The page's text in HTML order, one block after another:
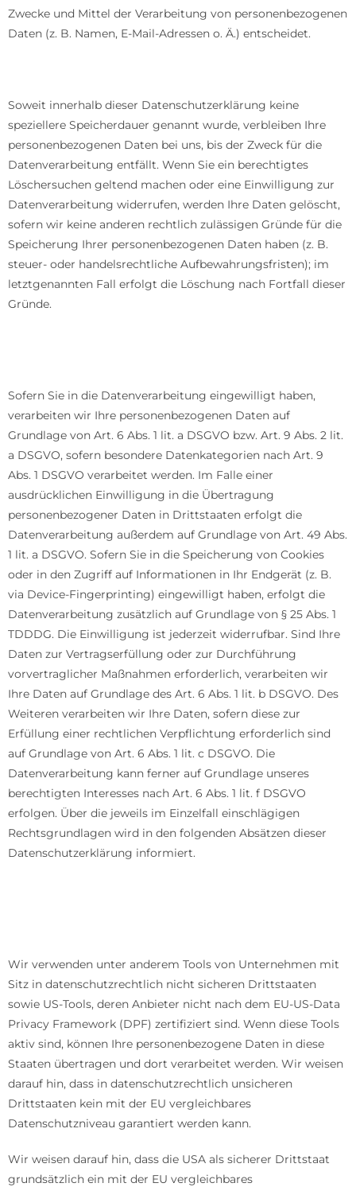
Zwecke und Mittel der Verarbeitung von personenbezogenen
Daten (z. B. Namen, E-Mail-Adressen o. Ä.) entscheidet.
Soweit innerhalb dieser Datenschutzerklärung keine
speziellere Speicherdauer genannt wurde, verbleiben Ihre
personenbezogenen Daten bei uns, bis der Zweck für die
Datenverarbeitung entfällt. Wenn Sie ein berechtigtes
Löschersuchen geltend machen oder eine Einwilligung zur
Datenverarbeitung widerrufen, werden Ihre Daten gelöscht,
sofern wir keine anderen rechtlich zulässigen Gründe für die
Speicherung Ihrer personenbezogenen Daten haben (z. B.
steuer- oder handelsrechtliche Aufbewahrungsfristen); im
letztgenannten Fall erfolgt die Löschung nach Fortfall dieser
Gründe.
Sofern Sie in die Datenverarbeitung eingewilligt haben,
verarbeiten wir Ihre personenbezogenen Daten auf
Grundlage von Art. 6 Abs. 1 lit. a DSGVO bzw. Art. 9 Abs. 2 lit.
a DSGVO, sofern besondere Datenkategorien nach Art. 9
Abs. 1 DSGVO verarbeitet werden. Im Falle einer
ausdrücklichen Einwilligung in die Übertragung
personenbezogener Daten in Drittstaaten erfolgt die
Datenverarbeitung außerdem auf Grundlage von Art. 49 Abs.
1 lit. a DSGVO. Sofern Sie in die Speicherung von Cookies
oder in den Zugriff auf Informationen in Ihr Endgerät (z. B.
via Device-Fingerprinting) eingewilligt haben, erfolgt die
Datenverarbeitung zusätzlich auf Grundlage von § 25 Abs. 1
TDDDG. Die Einwilligung ist jederzeit widerrufbar. Sind Ihre
Daten zur Vertragserfüllung oder zur Durchführung
vorvertraglicher Maßnahmen erforderlich, verarbeiten wir
Ihre Daten auf Grundlage des Art. 6 Abs. 1 lit. b DSGVO. Des
Weiteren verarbeiten wir Ihre Daten, sofern diese zur
Erfüllung einer rechtlichen Verpflichtung erforderlich sind
auf Grundlage von Art. 6 Abs. 1 lit. c DSGVO. Die
Datenverarbeitung kann ferner auf Grundlage unseres
berechtigten Interesses nach Art. 6 Abs. 1 lit. f DSGVO
erfolgen. Über die jeweils im Einzelfall einschlägigen
Rechtsgrundlagen wird in den folgenden Absätzen dieser
Datenschutzerklärung informiert.
Wir verwenden unter anderem Tools von Unternehmen mit
Sitz in datenschutzrechtlich nicht sicheren Drittstaaten
sowie US-Tools, deren Anbieter nicht nach dem EU-US-Data
Privacy Framework (DPF) zertifiziert sind. Wenn diese Tools
aktiv sind, können Ihre personenbezogene Daten in diese
Staaten übertragen und dort verarbeitet werden. Wir weisen
darauf hin, dass in datenschutzrechtlich unsicheren
Drittstaaten kein mit der EU vergleichbares
Datenschutzniveau garantiert werden kann.
Wir weisen darauf hin, dass die USA als sicherer Drittstaat
grundsätzlich ein mit der EU vergleichbares